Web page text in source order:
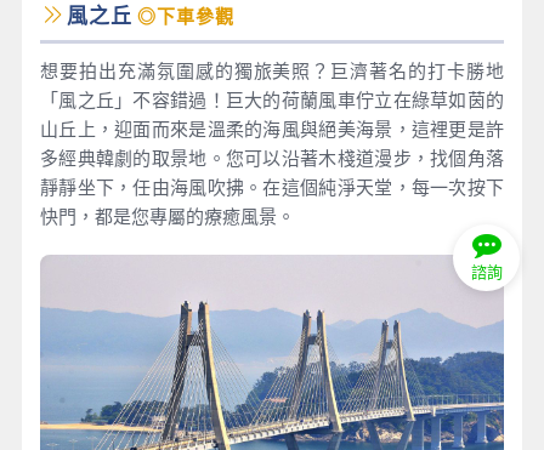
風之丘 ◎下車參觀
想要拍出充滿氛圍感的獨旅美照？巨濟著名的打卡勝地
「風之丘」不容錯過！巨大的荷蘭風車佇立在綠草如茵的
山丘上，迎面而來是溫柔的海風與絕美海景，這裡更是許
多經典韓劇的取景地。您可以沿著木棧道漫步，找個角落
靜靜坐下，任由海風吹拂。在這個純淨天堂，每一次按下
快門，都是您專屬的療癒風景。
諮詢